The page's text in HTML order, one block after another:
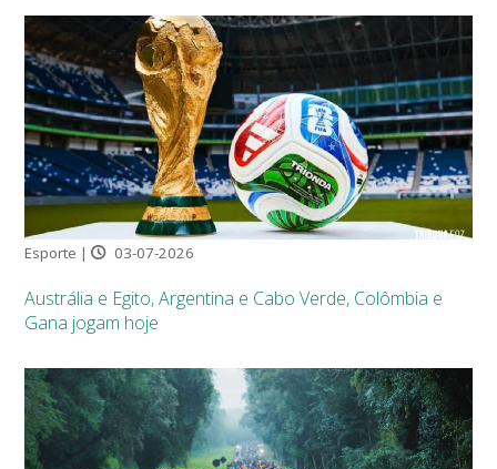
Esporte | 03-07-2026
Austrália e Egito, Argentina e Cabo Verde, Colômbia e
Gana jogam hoje